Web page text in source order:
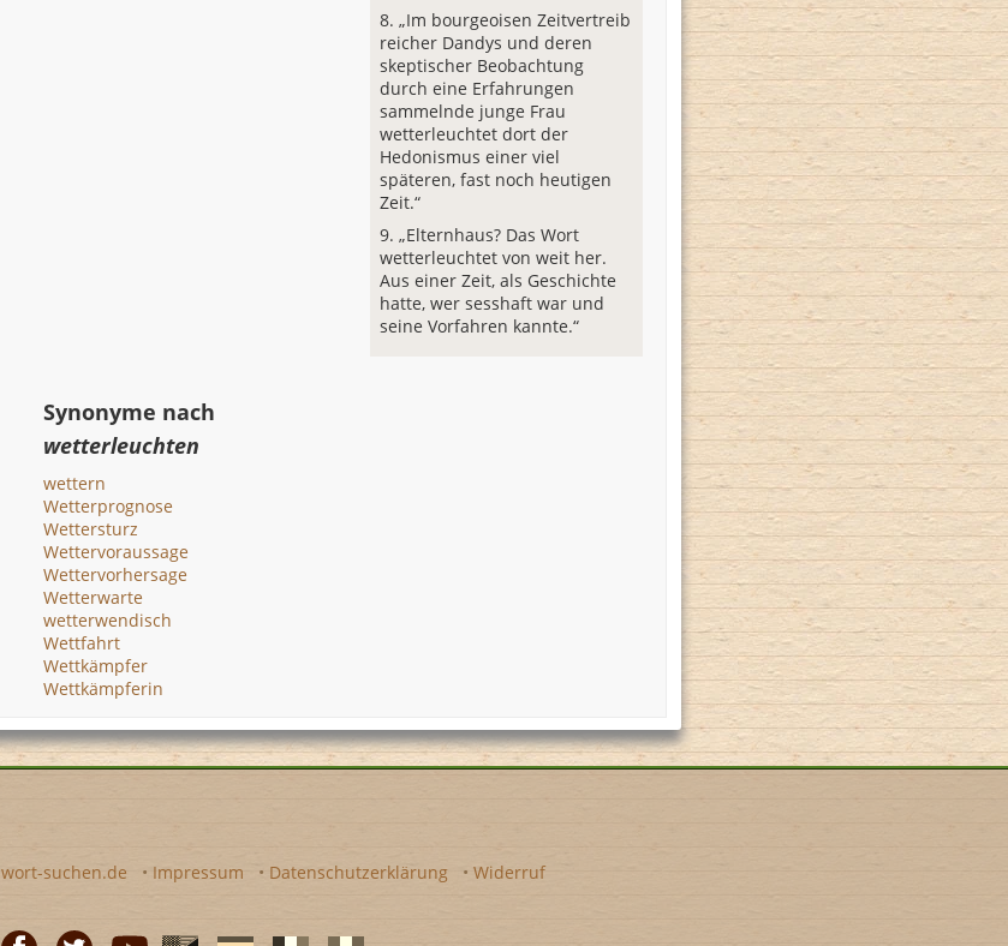
„Im bourgeoisen Zeitvertreib
reicher Dandys und deren
skeptischer Beobachtung
durch eine Erfahrungen
sammelnde junge Frau
wetterleuchtet dort der
Hedonismus einer viel
späteren, fast noch heutigen
Zeit.“
„Elternhaus? Das Wort
wetterleuchtet von weit her.
Aus einer Zeit, als Geschichte
hatte, wer sesshaft war und
seine Vorfahren kannte.“
Synonyme nach
wetterleuchten
wettern
Wetterprognose
Wettersturz
Wettervoraussage
Wettervorhersage
Wetterwarte
wetterwendisch
Wettfahrt
Wettkämpfer
Wettkämpferin
wort-suchen.de • Impressum • Datenschutzerklärung • Widerruf